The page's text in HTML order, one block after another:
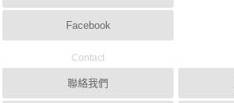
Facebook
Contact
聯絡我們